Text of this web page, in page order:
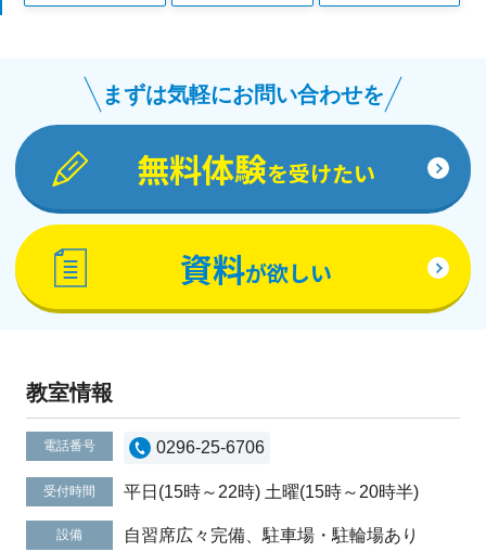
まずは気軽にお問い合わせを
無料体験を受けたい
資料が欲しい
教室情報
電話番号 0296-25-6706
受付時間 平日(15時～22時) 土曜(15時～20時半)
設備 自習席広々完備、駐車場・駐輪場あり